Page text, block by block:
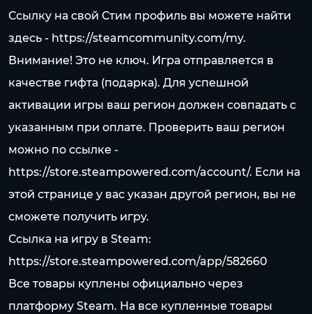
Ссылку на свой Стим профиль вы можете найти
здесь - https://steamcommunity.com/my.
Внимание! Это не ключ. Игра отправляется в
качестве гифта (подарка). Для успешной
активации игры ваш регион должен совпадать с
указанным при оплате. Проверить ваш регион
можно по ссылке -
https://store.steampowered.com/account/. Если на
этой странице у вас указан другой регион, вы не
сможете получить игру.
Ссылка на игру в Steam:
https://store.steampowered.com/app/582660
Все товары куплены официально через
платформу Steam. На все купленные товары